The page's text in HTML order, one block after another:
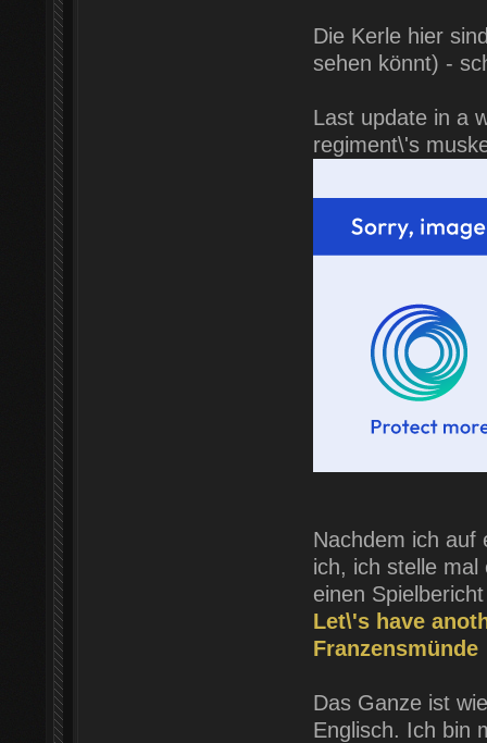
Die Kerle hier
sehen könnt) -
Last update in a
regiment\'s
Nachdem ich auf
ich, ich stelle mal
einen
Let\'s have
Franzensmünde
Das Ganze ist
Englisch. Ich bin